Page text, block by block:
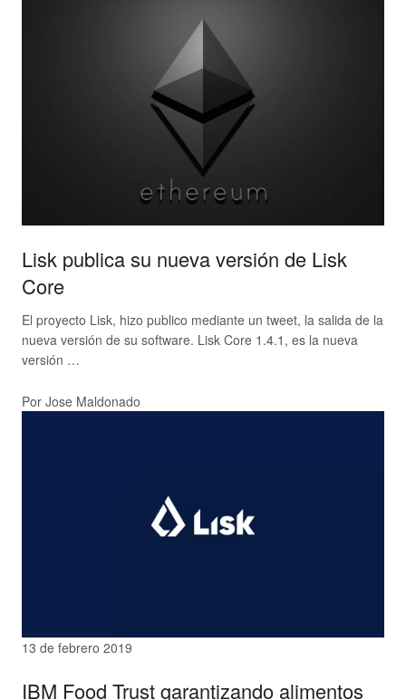
Lisk publica su nueva versión de Lisk
Core
El proyecto Lisk, hizo publico mediante un tweet, la salida de la
nueva versión de su software. Lisk Core 1.4.1, es la nueva
versión …
Por Jose Maldonado
13 de febrero 2019
IBM Food Trust garantizando alimentos